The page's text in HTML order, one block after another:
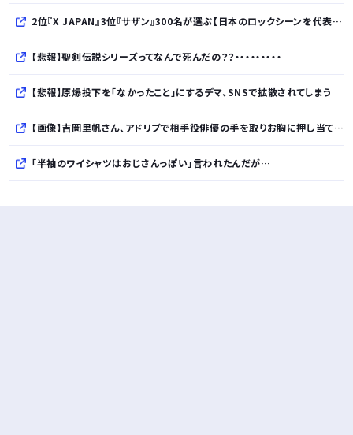
2位『X JAPAN』3位『サザン』300名が選ぶ【日本のロックシーンを代表するバンド】1位に
【悲報】聖剣伝説シリーズってなんで死んだの？？・・・・・・・・・
【悲報】原爆投下を「なかったこと」にするデマ、SNSで拡散されてしまう
【画像】吉岡里帆さん、アドリブで相手役俳優の手を取りお胸に押し当てるｗｗｗｗｗｗ
「半袖のワイシャツはおじさんっぽい」言われたんだが…